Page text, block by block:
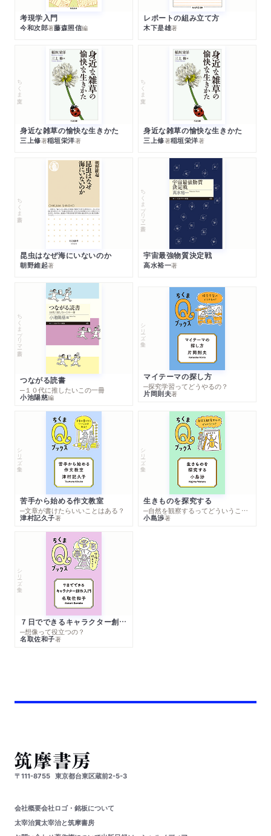
考現学入門
今和次郎著藤森照信編
レポートの組み立て方
木下是雄著
ちくま文庫
身近な雑草の愉快な生きかた
三上修著稲垣栄洋著
ちくま文庫
身近な雑草の愉快な生きかた
三上修著稲垣栄洋著
ちくま新書
昆虫はなぜ海にいないのか
朝野維起著
ちくまプリマー新書
宇宙最強物質決定戦
高水裕一著
ちくまプリマー新書
つながる読書
─１０代に推したいこの一冊
小池陽慈編
シリーズ・全集
マイテーマの探し方
─探究学習ってどうやるの？
片岡則夫著
シリーズ・全集
苦手から始める作文教室
─文章が書けたらいいことはある？
津村記久子著
シリーズ・全集
生きものを探究する
─自然を観察するってどういうこと？
小島渉著
シリーズ・全集
７日でできるキャラクター創作入門
─想像って役立つの？
名取佐和子著
〒111-8755 東京都台東区蔵前2-5-3
会社概要会社ロゴ・銘板について
太宰治賞太宰治と筑摩書房